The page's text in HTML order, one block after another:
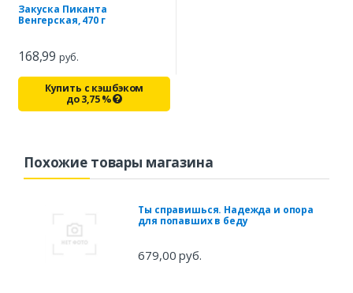
Закуска Пиканта
Венгерская, 470 г
168,99 руб.
Купить с кэшбэком
до3,75%
Похожие товары магазина
Ты справишься. Надежда и опора
для попавших в беду
679,00 руб.